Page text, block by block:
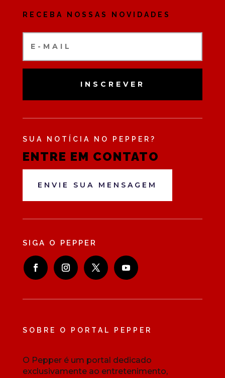
RECEBA NOSSAS NOVIDADES
INSCREVER
SUA NOTÍCIA NO PEPPER?
ENTRE EM CONTATO
ENVIE SUA MENSAGEM
SIGA O PEPPER
SOBRE O PORTAL PEPPER
O Pepper é um portal dedicado
exclusivamente ao entretenimento,